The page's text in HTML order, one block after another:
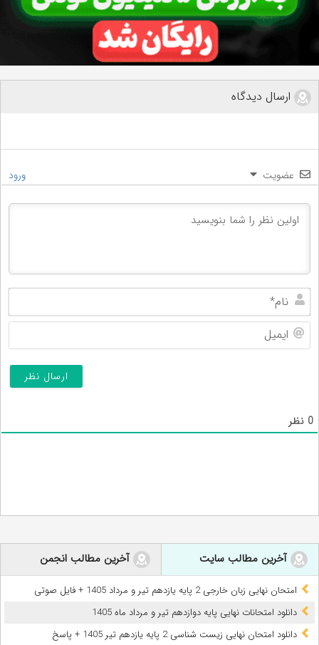
ارسال دیدگاه
عضویت ورود
0 نظر
آخرین مطالب سایت آخرین مطالب انجمن
امتحان نهایی زبان خارجی 2 پایه یازدهم تیر و مرداد 1405 + فایل صوتی
دانلود امتحانات نهایی پایه دوازدهم تیر و مرداد ماه 1405
دانلود امتحان نهایی زیست شناسی 2 پایه یازدهم تیر 1405 + پاسخ